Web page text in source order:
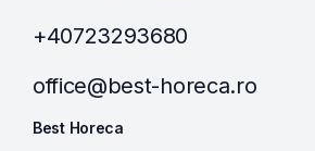
+40723293680
office@best-horeca.ro
Best Horeca